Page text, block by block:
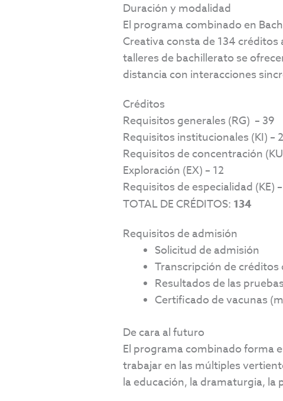
Duración y modalidad
El programa combinado en
Creativa consta de 134
talleres de bachillerato se
distancia con interacciones
Créditos
Requisitos generales (RG) – 39
Requisitos institucionales (KI) –
Requisitos de concentración
Exploración (EX) – 12
Requisitos de especialidad (KE)
TOTAL DE CRÉDITOS: 134
Requisitos de admisión
Solicitud de admisión
Transcripción de créditos
Resultados de las
Certificado de vacunas
De cara al futuro
El programa combinado forma
trabajar en las múltiples
la educación, la dramaturgia, la